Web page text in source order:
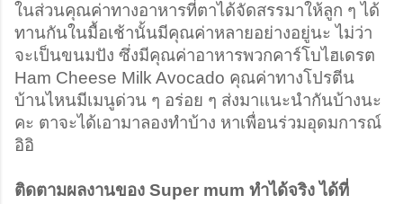
ในส่วนคุณค่าทางอาหารที่ตาได้จัดสรรมาให้ลูก ๆ ได้
ทานกันในมื้อเช้านั้นมีคุณค่าหลายอย่างอยู่นะ ไม่ว่า
จะเป็นขนมปัง ซึ่งมีคุณค่าอาหารพวกคาร์โบไฮเดรต
Ham Cheese Milk Avocado คุณค่าทางโปรตีน
บ้านไหนมีเมนูด่วน ๆ อร่อย ๆ ส่งมาแนะนำกันบ้างนะ
คะ ตาจะได้เอามาลองทำบ้าง หาเพื่อนร่วมอุดมการณ์
อิอิ
ติดตามผลงานของ Super mum ทำได้จริง ได้ที่